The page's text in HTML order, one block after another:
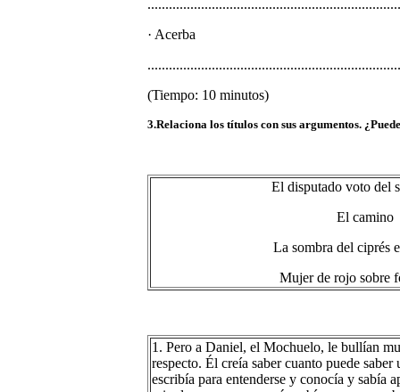
· Acerba
(Tiempo: 10 minutos)
3.Relaciona los títulos con sus argumentos.
El disputado voto del
El camino
La sombra del ciprés
Mujer de rojo sobre
1. Pero a Daniel, el Mochuelo, le bullían
respecto. Él creía saber cuanto puede
escribía para entenderse y conocía y sabía